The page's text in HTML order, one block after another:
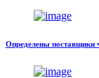
Определены поставщики